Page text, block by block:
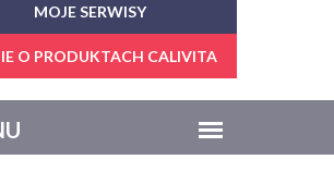
MOJE SERWISY
O PRODUKTACH CALIVITA